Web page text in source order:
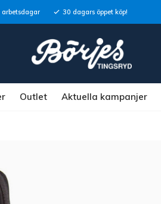
30 dagars öppet köp!
Outlet Aktuella kampanjer